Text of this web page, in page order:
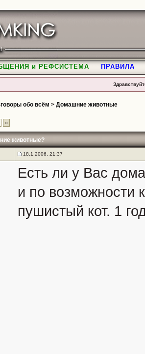
и РЕФСИСТЕМА ПРАВИЛА
обо всём > Домашние животные
»
животные?
18.1.2006, 21:37
Есть ли у Вас
и по возможности
пушистый кот. 1